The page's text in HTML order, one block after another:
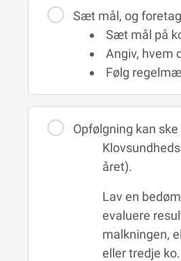
Sæt mål, og
Sæt mål på
Angiv, hvem
Følg
Opfølgning kan ske
året).
Lav en
evaluere
malkningen,
eller tredje ko.